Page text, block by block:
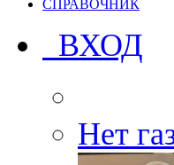
СПРАВОЧНИК
ВХОД
Нет